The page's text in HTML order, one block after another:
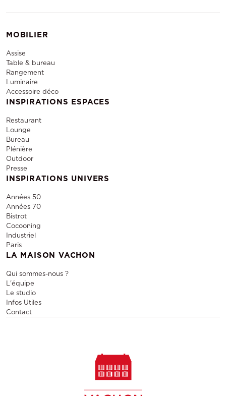
MOBILIER
Assise
Table & bureau
Rangement
Luminaire
Accessoire déco
INSPIRATIONS ESPACES
Restaurant
Lounge
Bureau
Plénière
Outdoor
Presse
INSPIRATIONS UNIVERS
Années 50
Années 70
Bistrot
Cocooning
Industriel
Paris
LA MAISON VACHON
Qui sommes-nous ?
L'équipe
Le studio
Infos Utiles
Contact